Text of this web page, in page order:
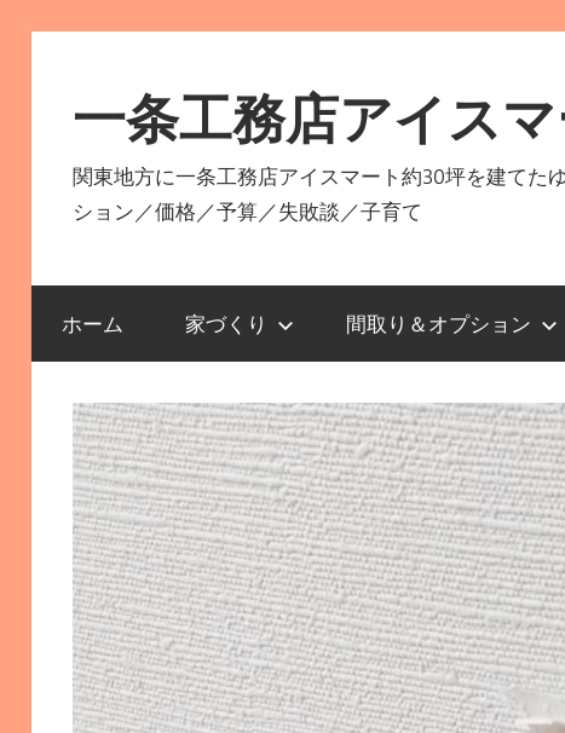
キ
プ
一条工務店アイス
関東地方に一条工務店アイスマート約30坪を建て
ション／価格／予算／失敗談／子育て
ホーム 家づくり 間取り＆オプション